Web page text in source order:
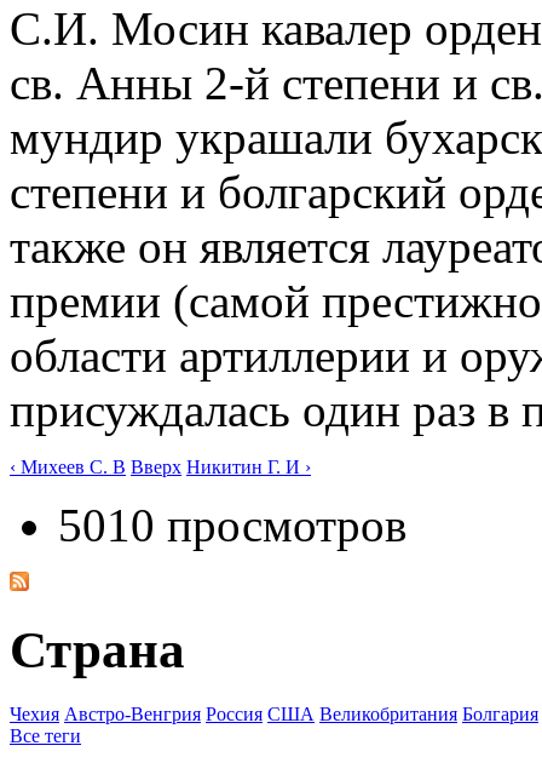
С.И. Мосин кавалер
св. Анны 2-й степени и
мундир украшали
степени и болгарский
также он является
премии (самой
области артиллерии и
присуждалась один раз в
‹ Михеев С. В Вверх Никитин Г. И ›
5010 просмотров
Страна
Чехия Австро-Венгрия Росcия США Великобритания Болгария
Все теги